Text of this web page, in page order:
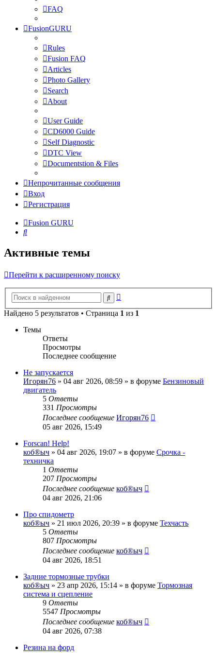
FAQ
FusionGURU
Rules
Fusion FAQ
Articles
Photo Gallery
Search
About
User Guide
CD6000 Guide
Self Diagnostic
DTC View
Documentstion & Files
Непрочитанные сообщения
Вход
Регистрация
Fusion GURU
Поиск
Активные темы
Перейти к расширенному поиску
Поиск
Найдено 5 результатов • Страница 1 из 1
Темы
Ответы
Просмотры
Последнее сообщение
Не запускается
Игорян76 » 04 авг 2026, 08:59 » в форуме Бензиновый
двигатель
5 Ответы
331 Просмотры
Последнее сообщение Игорян76
05 авг 2026, 15:49
Forscan! Help!
коб®ыч » 04 авг 2026, 19:07 » в форуме Срочка -
техничка
1 Ответы
207 Просмотры
Последнее сообщение коб®ыч
04 авг 2026, 21:06
Про спидометр
коб®ыч » 21 июл 2026, 20:39 » в форуме Техчасть
5 Ответы
807 Просмотры
Последнее сообщение коб®ыч
04 авг 2026, 18:51
Задние тормозные трубки
коб®ыч » 23 апр 2026, 15:14 » в форуме Тормозная
система и сцепление
9 Ответы
5547 Просмотры
Последнее сообщение коб®ыч
04 авг 2026, 07:38
Резина на форд